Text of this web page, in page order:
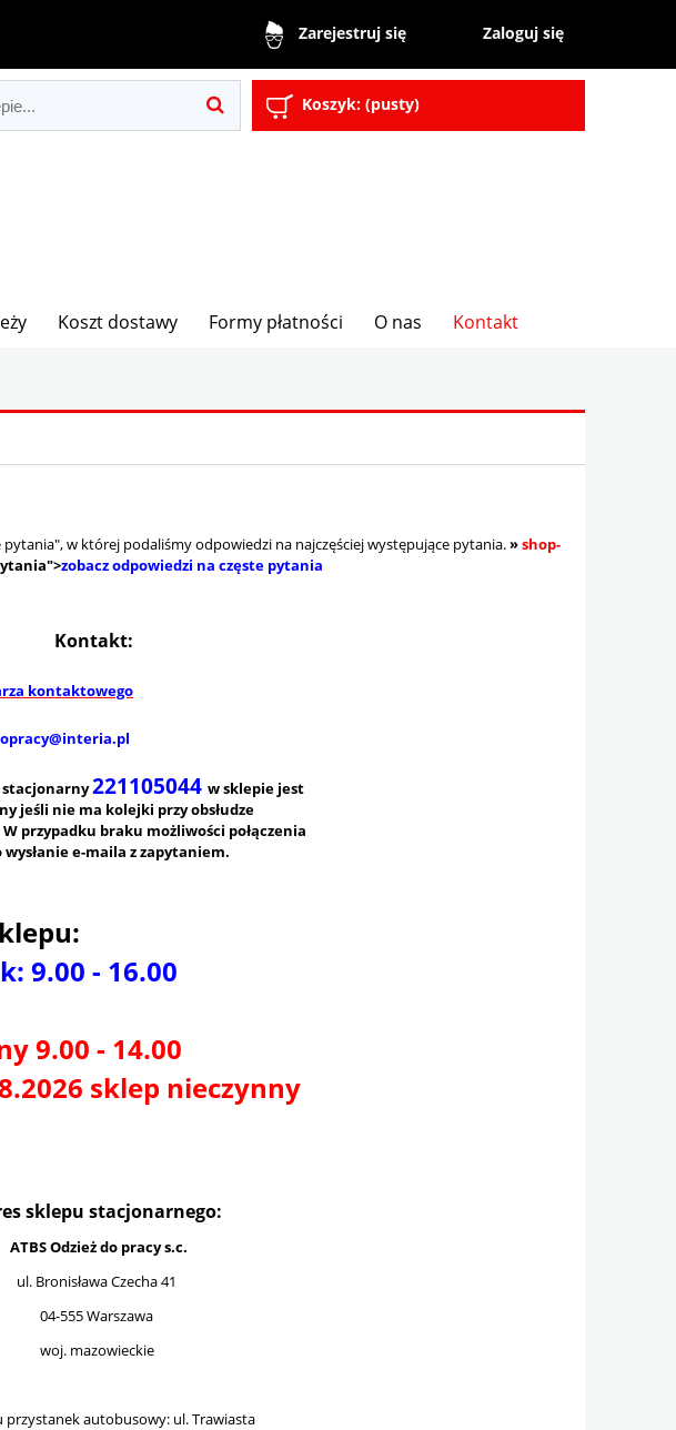
Zarejestruj się Zaloguj się
Koszyk: (pusty)
Koszt dostawy Formy płatności O nas Kontakt
pytania", w której podaliśmy odpowiedzi na najczęściej występujące pytania.»shop-
zobacz odpowiedzi na częste pytania
Kontakt:
kontaktowego
221105044 w sklepie jest
jeśli nie ma kolejki przy obsłudze
przypadku braku możliwości połączenia
wysłanie e-maila z zapytaniem.
9.00 - 16.00
9.00 - 14.00
sklep nieczynny
sklepu stacjonarnego:
ATBS Odzież do pracy s.c.
ul. Bronisława Czecha 41
04-555 Warszawa
woj. mazowieckie
przystanek autobusowy: ul. Trawiasta